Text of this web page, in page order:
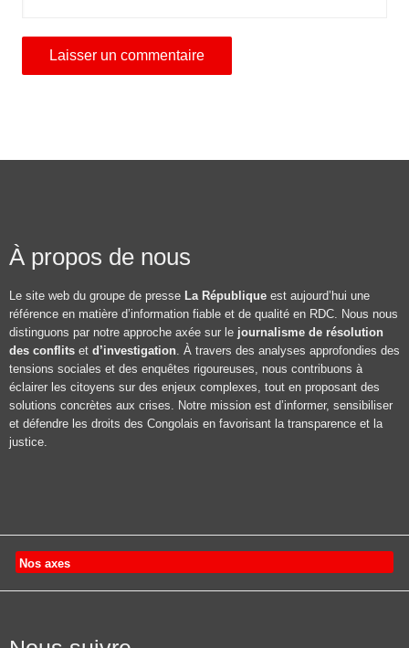
À propos de nous
Le site web du groupe de presse La République est aujourd’hui une
référence en matière d’information fiable et de qualité en RDC. Nous nous
distinguons par notre approche axée sur le journalisme de résolution
des conflits et d’investigation. À travers des analyses approfondies des
tensions sociales et des enquêtes rigoureuses, nous contribuons à
éclairer les citoyens sur des enjeux complexes, tout en proposant des
solutions concrètes aux crises. Notre mission est d’informer, sensibiliser
et défendre les droits des Congolais en favorisant la transparence et la
justice.
Nos axes